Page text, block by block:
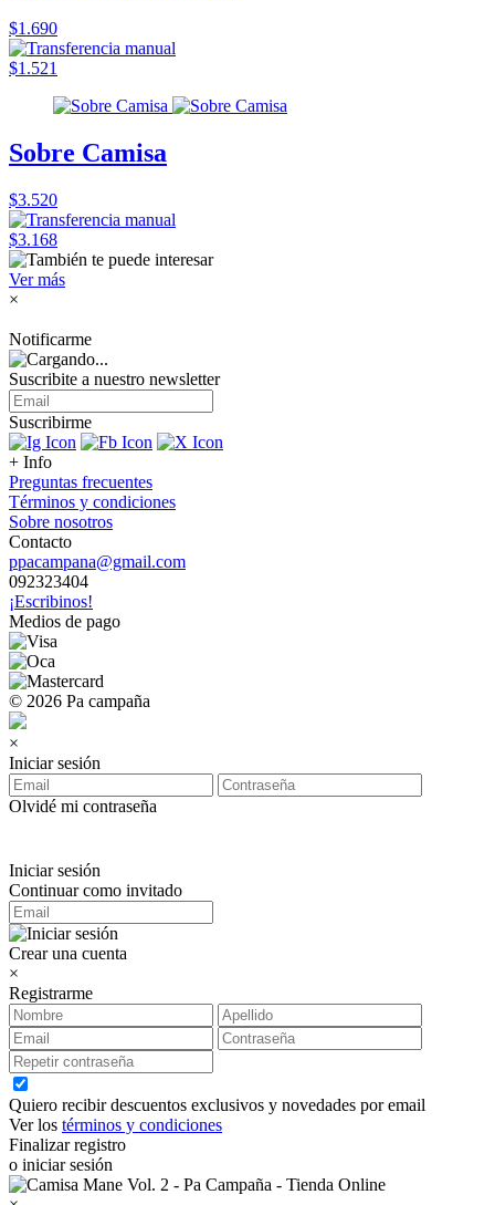
$1.690
$1.521
Sobre Camisa
$3.520
$3.168
Ver más
×
Notificarme
Suscribite a nuestro newsletter
Suscribirme
+ Info
Preguntas frecuentes
Términos y condiciones
Sobre nosotros
Contacto
ppacampana@gmail.com
092323404
¡Escribinos!
Medios de pago
© 2026 Pa campaña
×
Iniciar sesión
Olvidé mi contraseña
Iniciar sesión
Continuar como invitado
Crear una cuenta
×
Registrarme
Quiero recibir descuentos exclusivos y novedades por email
Ver los términos y condiciones
Finalizar registro
o iniciar sesión